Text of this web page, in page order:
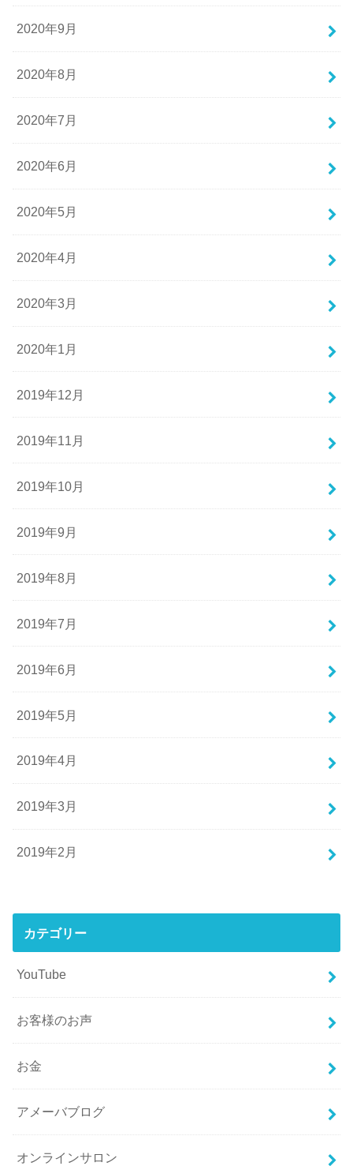
2020年9月
2020年8月
2020年7月
2020年6月
2020年5月
2020年4月
2020年3月
2020年1月
2019年12月
2019年11月
2019年10月
2019年9月
2019年8月
2019年7月
2019年6月
2019年5月
2019年4月
2019年3月
2019年2月
カテゴリー
YouTube
お客様のお声
お金
アメーバブログ
オンラインサロン